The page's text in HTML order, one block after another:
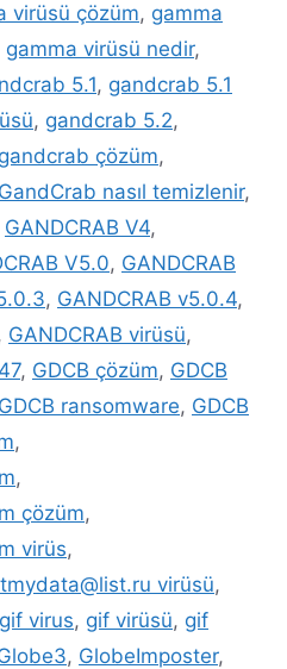
virüsü çözüm, gamma
gamma virüsü nedir,
5.1, gandcrab 5.1
, gandcrab 5.2,
gandcrab çözüm,
GandCrab nasıl temizlenir,
GANDCRAB V4,
V5.0, GANDCRAB
, GANDCRAB v5.0.4,
GANDCRAB virüsü,
, GDCB çözüm, GDCB
GDCB ransomware, GDCB
,
,
çözüm,
virüs,
virüsü,
gif virus, gif virüsü, gif
, GlobeImposter,